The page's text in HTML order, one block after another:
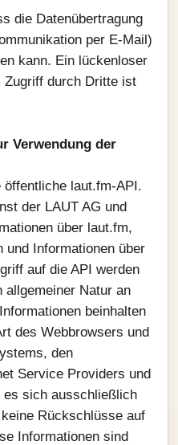
die Datenübertragung
per E-Mail)
kann. Ein lückenloser
Zugriff durch Dritte ist
Verwendung der
laut.fm-API.
der LAUT AG und
über laut.fm,
und Informationen über
auf die API werden
allgemeiner Natur an
beinhalten
des Webbrowsers und
den
Service Providers und
es sich ausschließlich
Rückschlüsse auf
Informationen sind